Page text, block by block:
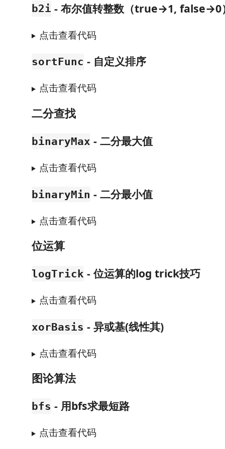
b2i - 布尔值转整数（true→1, false→0
点击查看代码
sortFunc - 自定义排序
点击查看代码
二分查找
binaryMax - 二分最大值
点击查看代码
binaryMin - 二分最小值
点击查看代码
位运算
logTrick - 位运算的log trick技巧
点击查看代码
xorBasis - 异或基(线性其)
点击查看代码
图论算法
bfs - 用bfs求最短路
点击查看代码